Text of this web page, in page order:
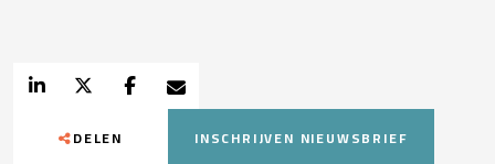
DELEN INSCHRIJVEN NIEUWSBRIEF